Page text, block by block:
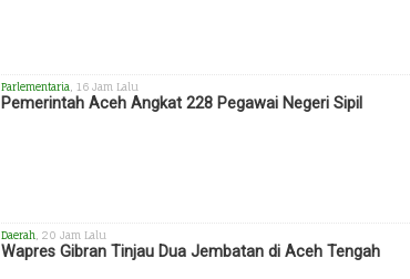
Parlementaria , 16 Jam Lalu
Pemerintah Aceh Angkat 228 Pegawai Negeri Sipil
Daerah , 20 Jam Lalu
Wapres Gibran Tinjau Dua Jembatan di Aceh Tengah